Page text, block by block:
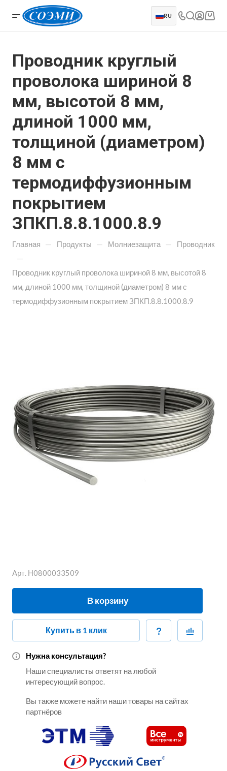
RU
Проводник круглый
проволока шириной 8
мм, высотой 8 мм,
длиной 1000 мм,
толщиной (диаметром)
8 мм с
термодиффузионным
покрытием
ЗПКП.8.8.1000.8.9
Главная — Продукты — Молниезащита — Проводник
—
Проводник круглый проволока шириной 8 мм, высотой 8
мм, длиной 1000 мм, толщиной (диаметром) 8 мм с
термодиффузионным покрытием ЗПКП.8.8.1000.8.9
Арт. Н0800033509
В корзину
Купить в 1 клик
Нужна консультация?
Наши специалисты ответят на любой
интересующий вопрос.
Вы также можете найти наши товары на сайтах
партнёров